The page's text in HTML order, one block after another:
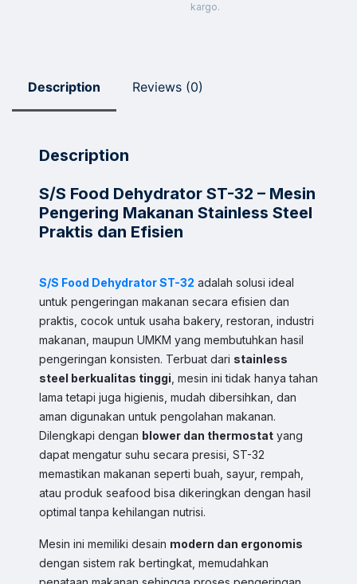
kargo.
Description Reviews (0)
Description
S/S Food Dehydrator ST-32 – Mesin
Pengering Makanan Stainless Steel
Praktis dan Efisien
S/S Food Dehydrator ST-32 adalah solusi ideal
untuk pengeringan makanan secara efisien dan
praktis, cocok untuk usaha bakery, restoran, industri
makanan, maupun UMKM yang membutuhkan hasil
pengeringan konsisten. Terbuat dari stainless
steel berkualitas tinggi , mesin ini tidak hanya tahan
lama tetapi juga higienis, mudah dibersihkan, dan
aman digunakan untuk pengolahan makanan.
Dilengkapi dengan blower dan thermostat yang
dapat mengatur suhu secara presisi, ST-32
memastikan makanan seperti buah, sayur, rempah,
atau produk seafood bisa dikeringkan dengan hasil
optimal tanpa kehilangan nutrisi.
Mesin ini memiliki desain modern dan ergonomis
dengan sistem rak bertingkat, memudahkan